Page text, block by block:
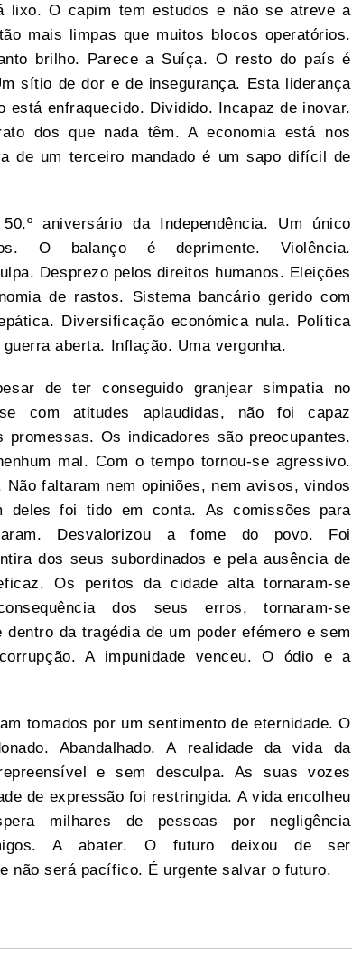
lixo. O capim tem estudos e não se atreve a
mais limpas que muitos blocos operatórios.
brilho. Parece a Suíça. O resto do país é
sítio de dor e de insegurança. Esta liderança
está enfraquecido. Dividido. Incapaz de inovar.
dos que nada têm. A economia está nos
de um terceiro mandado é um sapo difícil de
aniversário da Independência. Um único
O balanço é deprimente. Violência.
Desprezo pelos direitos humanos. Eleições
de rastos. Sistema bancário gerido com
Diversificação económica nula. Política
aberta. Inflação. Uma vergonha.
de ter conseguido granjear simpatia no
com atitudes aplaudidas, não foi capaz
Os indicadores são preocupantes.
mal. Com o tempo tornou-se agressivo.
faltaram nem opiniões, nem avisos, vindos
deles foi tido em conta. As comissões para
Desvalorizou a fome do povo. Foi
dos seus subordinados e pela ausência de
Os peritos da cidade alta tornaram-se
dos seus erros, tornaram-se
da tragédia de um poder efémero e sem
A impunidade venceu. O ódio e a
tomados por um sentimento de eternidade. O
Abandalhado. A realidade da vida da
e sem desculpa. As suas vozes
de expressão foi restringida. A vida encolheu
milhares de pessoas por negligência
A abater. O futuro deixou de ser
não será pacífico. É urgente salvar o futuro.